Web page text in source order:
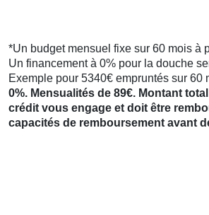
*Un budget mensuel fixe sur 60 mois à
Un financement à 0% pour la douche
Exemple pour 5340€ empruntés sur 60
0%. Mensualités de 89€. Montant
crédit vous engage et doit être
capacités de remboursement avant